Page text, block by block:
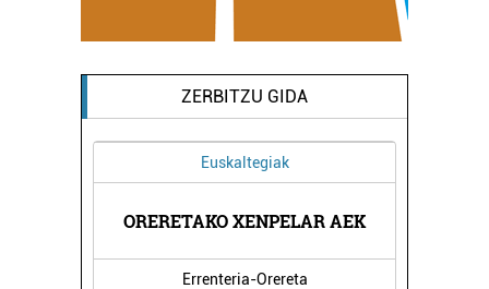
ZERBITZU GIDA
Euskaltegiak
ORERETAKO XENPELAR AEK
Errenteria-Orereta